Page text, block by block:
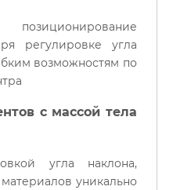
регулировке угла
возможностям по
с массой тела
угла наклона,
уникально